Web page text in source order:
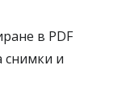
в PDF
снимки и